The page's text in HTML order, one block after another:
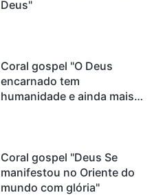
Deus"
Coral gospel "O Deus
encarnado tem
humanidade e ainda mais
Coral gospel "Deus Se
manifestou no Oriente do
mundo com glória"